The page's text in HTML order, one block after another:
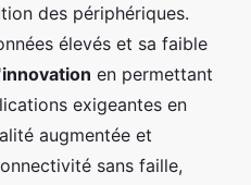
des périphériques.
élevés et sa faible
innovation en permettant
exigeantes en
augmentée et
sans faille,